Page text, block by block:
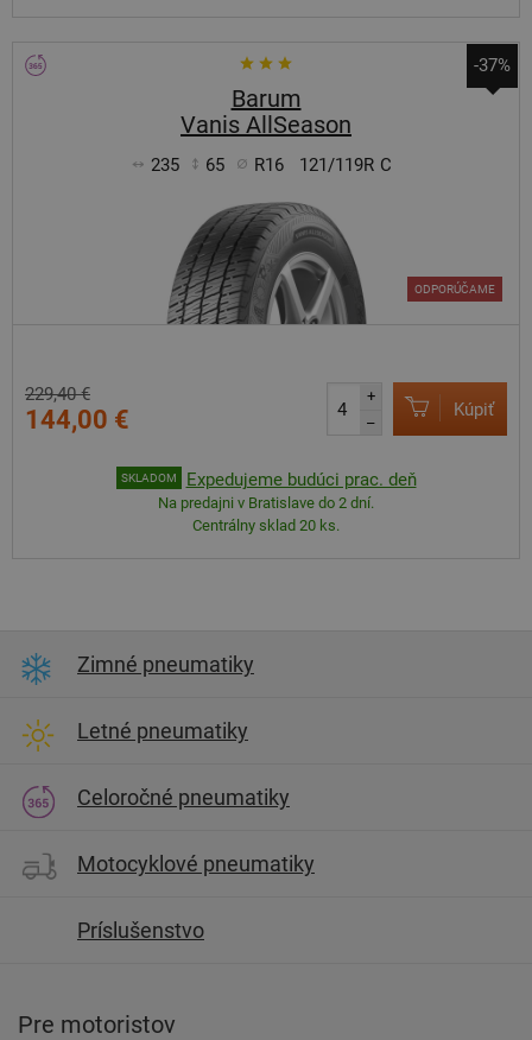
-37%
Barum
Vanis AllSeason
235 65 R16 121/119R C
ODPORÚČAME
229,40 €
144,00 €
+
–
Kúpiť
SKLADOM Expedujeme budúci prac. deň
Na predajni v Bratislave do 2 dní.
Centrálny sklad 20 ks.
Zimné pneumatiky
Letné pneumatiky
Celoročné pneumatiky
Motocyklové pneumatiky
Príslušenstvo
Pre motoristov